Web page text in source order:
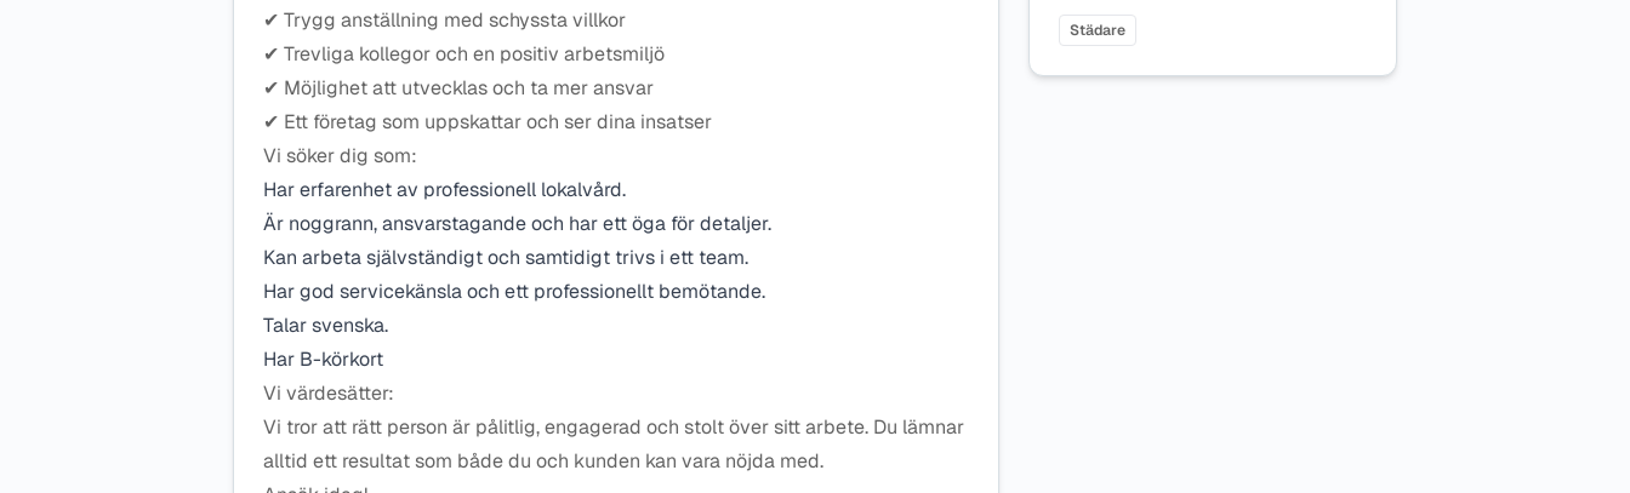
✔ Trygg anställning med schyssta villkor
✔ Trevliga kollegor och en positiv arbetsmiljö
✔ Möjlighet att utvecklas och ta mer ansvar
✔ Ett företag som uppskattar och ser dina insatser
Vi söker dig som:
Har erfarenhet av professionell lokalvård.
Är noggrann, ansvarstagande och har ett öga för detaljer.
Kan arbeta självständigt och samtidigt trivs i ett team.
Har god servicekänsla och ett professionellt bemötande.
Talar svenska.
Har B-körkort
Vi värdesätter:
Vi tror att rätt person är pålitlig, engagerad och stolt över sitt arbete. Du lämnar
alltid ett resultat som både du och kunden kan vara nöjda med.
Städare